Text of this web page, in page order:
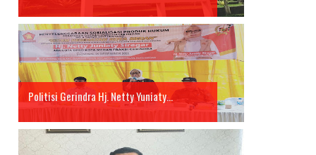
Politisi Gerindra Hj. Netty Yuniaty...